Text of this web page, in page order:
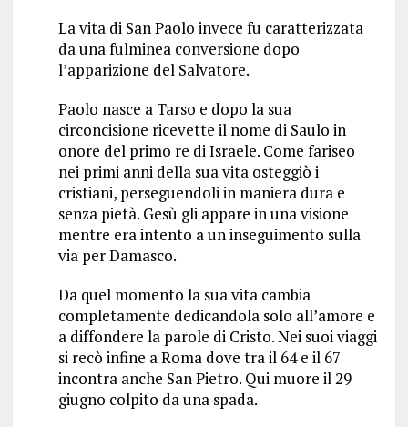
La vita di San Paolo invece fu caratterizzata
da una fulminea conversione dopo
l’apparizione del Salvatore.
Paolo nasce a Tarso e dopo la sua
circoncisione ricevette il nome di Saulo in
onore del primo re di Israele. Come fariseo
nei primi anni della sua vita osteggiò i
cristiani, perseguendoli in maniera dura e
senza pietà. Gesù gli appare in una visione
mentre era intento a un inseguimento sulla
via per Damasco.
Da quel momento la sua vita cambia
completamente dedicandola solo all’amore e
a diffondere la parole di Cristo. Nei suoi viaggi
si recò infine a Roma dove tra il 64 e il 67
incontra anche San Pietro. Qui muore il 29
giugno colpito da una spada.